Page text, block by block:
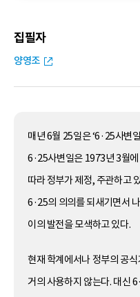
집필자
양영조
매년 6월 25일은 ‘6·25사변
6·25사변일은 1973년 3월에
따라 정부가 제정, 주관하고
6·25의 의의를 되새기면서
이의 발전을 모색하고 있다.
현재 학계에서나 정부의 공
거의 사용하지 않는다. 대신